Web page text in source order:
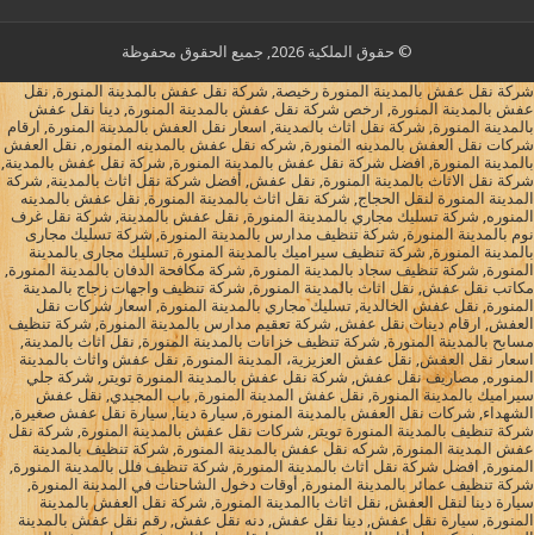
© حقوق الملكية 2026, جميع الحقوق محفوظة
شركة نقل عفش بالمدينة المنورة رخيصة, شركة نقل عفش بالمدينة المنورة, نقل
عفش بالمدينة المنورة, ارخص شركة نقل عفش بالمدينة المنورة, دينا نقل عفش
بالمدينة المنورة, شركة نقل اثاث بالمدينة, اسعار نقل العفش بالمدينة المنورة, ارقام
شركات نقل العفش بالمدينه المنورة, شركه نقل عفش بالمدينه المنوره, نقل العفش
بالمدينة المنورة, افضل شركة نقل عفش بالمدينة المنورة, شركة نقل عفش بالمدينة,
شركة نقل الاثاث بالمدينة المنورة, نقل عفش, أفضل شركة نقل اثاث بالمدينة, شركة
المدينة المنورة لنقل الحجاج, شركة نقل اثاث بالمدينة المنورة, نقل عفش بالمدينه
المنوره, شركة تسليك مجاري بالمدينة المنورة, نقل عفش بالمدينة, شركة نقل غرف
نوم بالمدينة المنورة, شركة تنظيف مدارس بالمدينة المنورة, شركة تسليك مجارى
بالمدينة المنورة, شركة تنظيف سيراميك بالمدينة المنورة, تسليك مجارى بالمدينة
المنورة, شركة تنظيف سجاد بالمدينة المنورة, شركة مكافحة الدفان بالمدينة المنورة,
مكاتب نقل عفش, نقل اثاث بالمدينة المنورة, شركة تنظيف واجهات زجاج بالمدينة
المنورة, نقل عفش الخالدية, تسليك مجاري بالمدينة المنورة, اسعار شركات نقل
العفش, ارقام دينات نقل عفش, شركة تعقيم مدارس بالمدينة المنورة, شركة تنظيف
مسابح بالمدينة المنورة, شركة تنظيف خزانات بالمدينة المنورة, نقل اثاث بالمدينة,
اسعار نقل العفش, نقل عفش العزيزية، المدينة المنورة, نقل عفش واثاث بالمدينة
المنوره, مصاريف نقل عفش, شركة نقل عفش بالمدينة المنورة تويتر, شركة جلي
سيراميك بالمدينة المنورة, نقل عفش المدينة المنورة, باب المجيدي, نقل عفش
الشهداء, شركات نقل العفش بالمدينة المنورة, سيارة دينا, سيارة نقل عفش صغيرة,
شركة تنظيف بالمدينة المنورة تويتر, شركات نقل عفش بالمدينة المنورة, شركة نقل
عفش المدينة المنورة, شركه نقل عفش بالمدينة المنورة, شركة تنظيف بالمدينة
المنورة, افضل شركة نقل اثاث بالمدينة المنورة, شركة تنظيف فلل بالمدينة المنورة,
شركة تنظيف عمائر بالمدينة المنورة, أوقات دخول الشاحنات في المدينة المنورة,
سيارة دينا لنقل العفش, نقل اثاث باالمدينة المنورة, شركة نقل العفش بالمدينة
المنورة, سيارة نقل عفش, دينا نقل عفش, دنه نقل عفش, رقم نقل عفش بالمدينة